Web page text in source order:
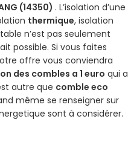
(14350) . L’isolation d’une
thermique, isolation
n’est pas seulement
possible. Si vous faites
offre vous conviendra
des combles a 1 euro qui a
autre que comble eco
même se renseigner sur
sont à considérer.